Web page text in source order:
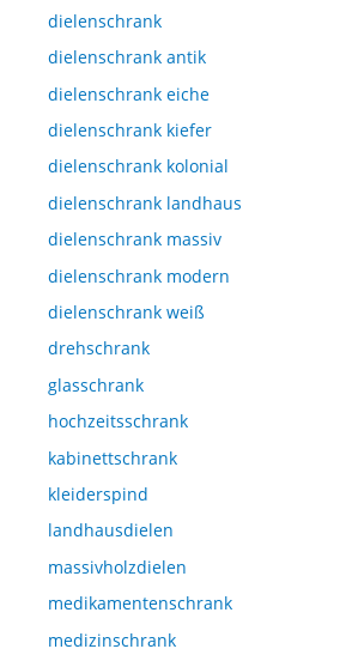
dielenschrank
dielenschrank antik
dielenschrank eiche
dielenschrank kiefer
dielenschrank kolonial
dielenschrank landhaus
dielenschrank massiv
dielenschrank modern
dielenschrank weiß
drehschrank
glasschrank
hochzeitsschrank
kabinettschrank
kleiderspind
landhausdielen
massivholzdielen
medikamentenschrank
medizinschrank